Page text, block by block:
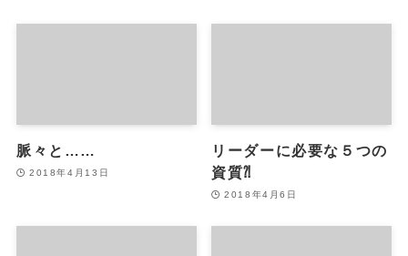
脈々と……
2018年4月13日
リーダーに必要な５つの
資質⁈
2018年4月6日